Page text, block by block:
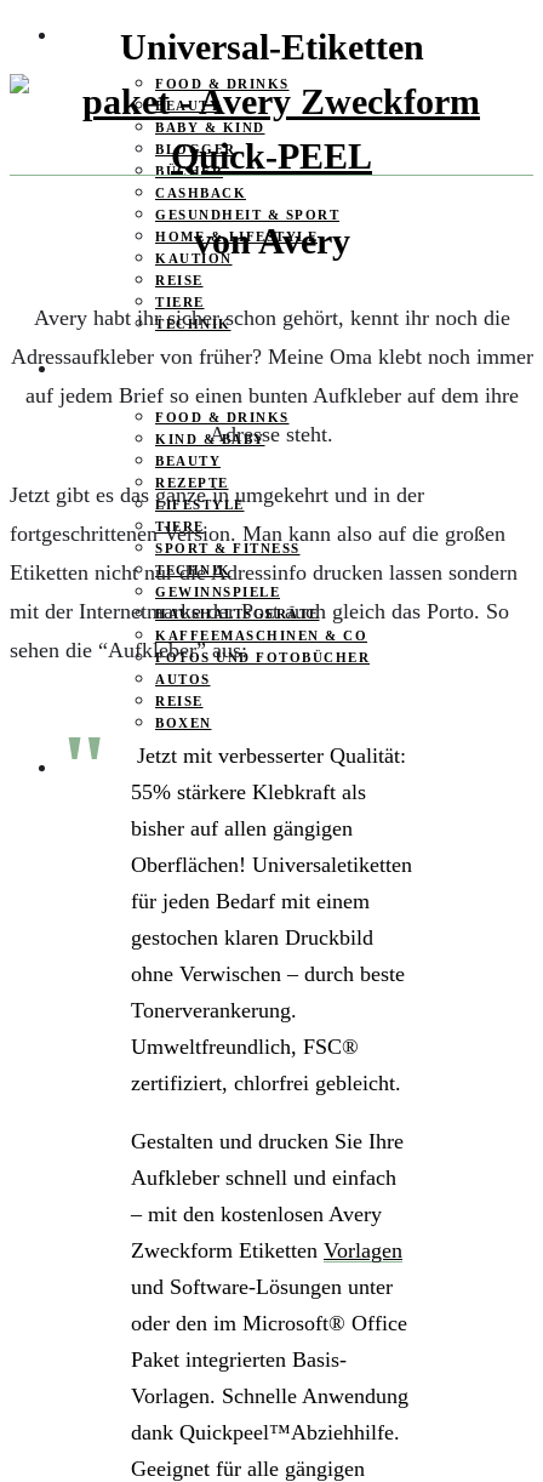
PRODUKTTESTER GESUCHT
FOOD & DRINKS
BEAUTY
BABY & KIND
BLOGGER
BÜCHER
CASHBACK
GESUNDHEIT & SPORT
HOME & LIFESTYLE
KAUTION
REISE
TIERE
TECHNIK
KATEGORIEN
FOOD & DRINKS
KIND & BABY
BEAUTY
REZEPTE
LIFESTYLE
TIERE
SPORT & FITNESS
TECHNIK
GEWINNSPIELE
HAUSHALTSGERÄTE
KAFFEEMASCHINEN & CO
FOTOS UND FOTOBÜCHER
AUTOS
REISE
BOXEN
KIND & KEGEL
Universal-Etiketten
von Avery
Avery habt ihr sicher schon gehört, kennt ihr noch die
Adressaufkleber von früher? Meine Oma klebt noch immer
auf jedem Brief so einen bunten Aufkleber auf dem ihre
Adresse steht.
Jetzt gibt es das ganze in umgekehrt und in der
fortgeschrittenen Version. Man kann also auf die großen
Etiketten nicht nur die Adressinfo drucken lassen sondern
mit der Internetmarke der Post auch gleich das Porto. So
sehen die “Aufkleber” aus:
Jetzt mit verbesserter Qualität:
55% stärkere Klebkraft als
bisher auf allen gängigen
Oberflächen! Universaletiketten
für jeden Bedarf mit einem
gestochen klaren Druckbild
ohne Verwischen – durch beste
Tonerverankerung.
Umweltfreundlich, FSC®
zertifiziert, chlorfrei gebleicht.
Gestalten und drucken Sie Ihre
Aufkleber schnell und einfach
– mit den kostenlosen Avery
Zweckform Etiketten Vorlagen
und Software-Lösungen unter
oder den im Microsoft® Office
Paket integrierten Basis-
Vorlagen. Schnelle Anwendung
dank Quickpeel™Abziehhilfe.
Geeignet für alle gängigen